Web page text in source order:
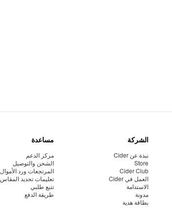
الشركة
نبذة عن Cider
Store
Cider Club
العمل في Cider
الاستدامة
مدونة
بطاقة هدية
مساعدة
مركز الدعم
الشحن والتوصيل
المرتجعات ورد الأموال
تعليمات تحديد المقاس
تتبع طلبي
طريقة الدفع